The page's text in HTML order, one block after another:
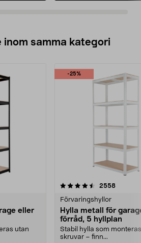
inom samma kategori
eller
utan
-25%
2558
Förvaringshyllor
Hylla metall för
förråd, 5 hyllplan
Stabil hylla som
skruvar – finn...
4.5 av 5 stjärnor